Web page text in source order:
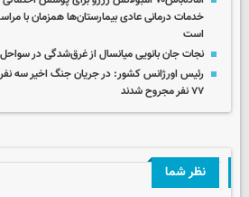
خدمات درمانی عادی بیمارستان‌ها همزمان با
است
نجات جان بانویی میانسال از غرق‌شدگی در
رئیس اورژانس کشور: در جریان جنگ اخیر سه نفر
۷۷ نفر مجروح شدند
نظر شما